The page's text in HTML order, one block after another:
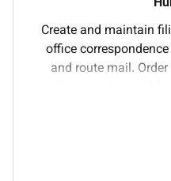
Create and maintain
office
and route mail.
record messages.
Assist walk-
procedures.
completing